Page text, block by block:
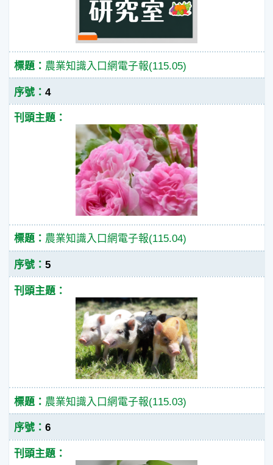
農業知識入口網電子報(115.05)
4
農業知識入口網電子報(115.04)
5
農業知識入口網電子報(115.03)
6